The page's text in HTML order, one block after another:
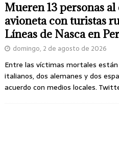
Mueren 13 personas al
avioneta con turistas
Líneas de Nasca en
domingo, 2 de agosto de 2026
Entre las víctimas mortales
italianos, dos alemanes y dos
acuerdo con medios locales.